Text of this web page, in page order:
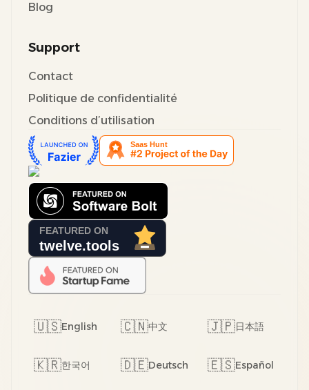
Blog
Support
Contact
Politique de confidentialité
Conditions d’utilisation
🇺🇸English 🇨🇳中文 🇯🇵日本語
🇰🇷한국어 🇩🇪Deutsch 🇪🇸Español